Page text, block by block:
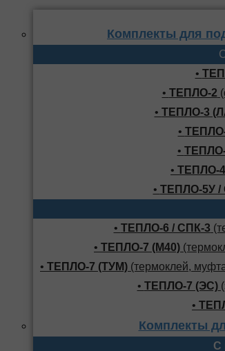
Комплекты для
•
• ТЕПЛО-2
• ТЕПЛО-3
•
•
• ТЕПЛО-
• ТЕПЛО-5У /
• ТЕПЛО-6 / СПК-3
• ТЕПЛО-7 (М40)
• ТЕПЛО-7 (ТУМ) (термоклей,
• ТЕПЛО-7 (ЭС)
•
Комплекты
С